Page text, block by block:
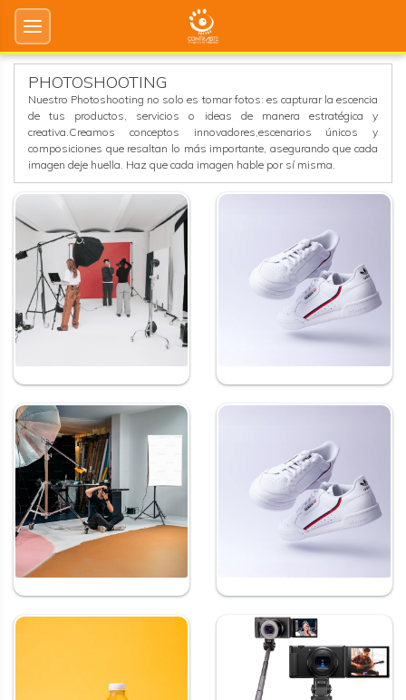
PHOTOSHOOTING
Nuestro Photoshooting no solo es tomar fotos: es capturar la escencia
de tus productos, servicios o ideas de manera estratégica y
creativa.Creamos conceptos innovadores,escenarios únicos y
composiciones que resaltan lo más importante, asegurando que cada
imagen deje huella. Haz que cada imagen hable por sí misma.